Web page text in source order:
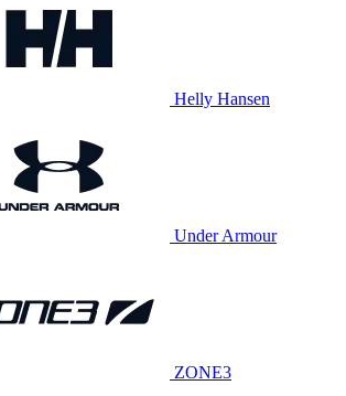
Helly Hansen
Under Armour
ZONE3